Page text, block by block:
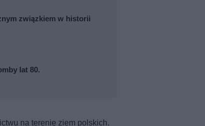
związkiem w historii
lat 80.
na terenie ziem polskich.